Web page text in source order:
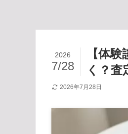
【体
く？査
2026
7/28
2026年7月28日